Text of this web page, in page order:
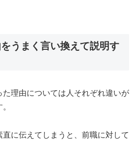
うまく言い換えて説明す
理由については人それぞれ違いが
に伝えてしまうと、前職に対して